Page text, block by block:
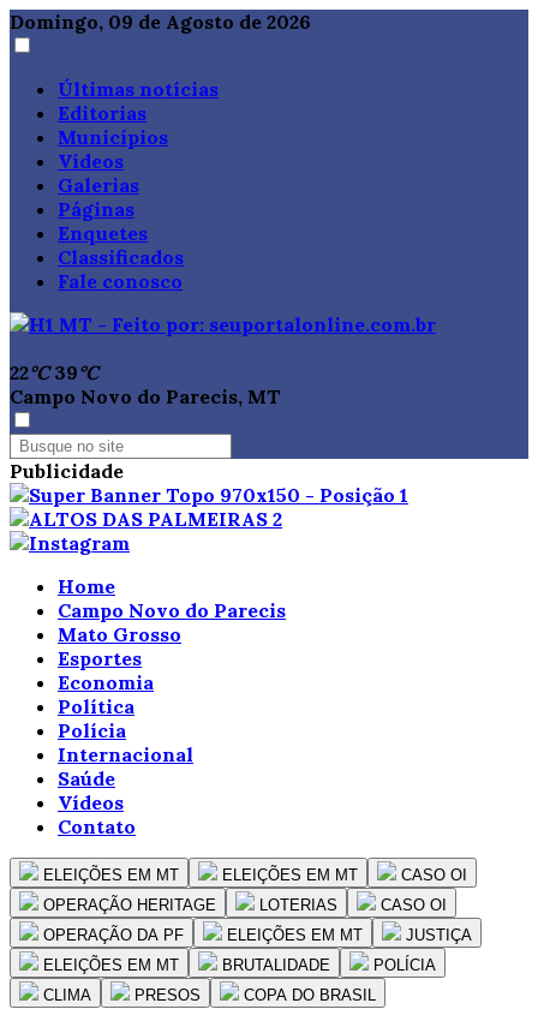
Domingo, 09 de Agosto de 2026
Últimas notícias
Editorias
Municípios
Vídeos
Galerias
Páginas
Enquetes
Classificados
Fale conosco
22°C 39°C
Campo Novo do Parecis, MT
Publicidade
Home
Campo Novo do Parecis
Mato Grosso
Esportes
Economia
Política
Polícia
Internacional
Saúde
Vídeos
Contato
ELEIÇÕES EM MT ELEIÇÕES EM MT
CASO OI
OPERAÇÃO HERITAGE
LOTERIAS
CASO OI
OPERAÇÃO DA PF
ELEIÇÕES EM MT
JUSTIÇA
ELEIÇÕES EM MT
BRUTALIDADE
POLÍCIA
CLIMA
PRESOS COPA DO BRASIL